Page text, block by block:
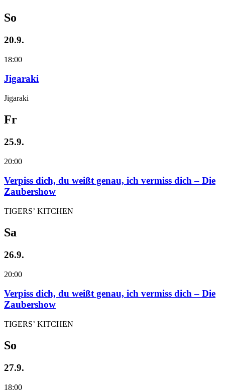
So
20.9.
18:00
Jigaraki
Jigaraki
Fr
25.9.
20:00
Verpiss dich, du weißt genau, ich vermiss dich – Die
Zaubershow
TIGERS’ KITCHEN
Sa
26.9.
20:00
Verpiss dich, du weißt genau, ich vermiss dich – Die
Zaubershow
TIGERS’ KITCHEN
So
27.9.
18:00